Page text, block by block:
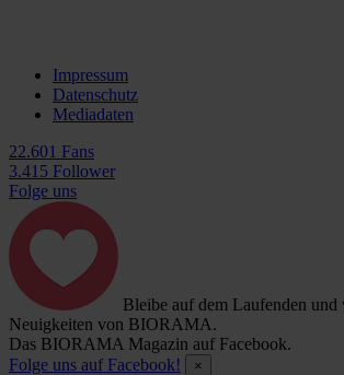
Impressum
Datenschutz
Mediadaten
22.601 Fans
3.415 Follower
Folge uns
Bleibe auf dem Laufenden und
Neuigkeiten von BIORAMA.
Das BIORAMA Magazin auf Facebook.
Folge uns auf Facebook!
×